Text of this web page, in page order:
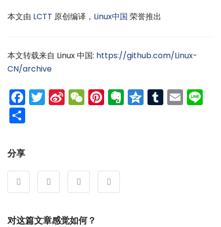
本文由 LCTT 原创编译， Linux中国 荣誉推出
本文转载来自 Linux 中国: https://github.com/Linux-
CN/archive
Facebook
Twitter
Sina
Weibo
WeChat
Pinterest
Evernote
Qzone
Tumblr
分享
对这篇文章感觉如何？